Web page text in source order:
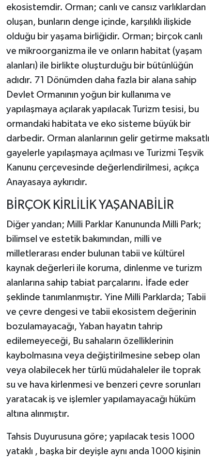
ekosistemdir. Orman; canlı ve cansız varlıklardan
oluşan, bunların denge içinde, karşılıklı ilişkide
olduğu bir yaşama birliğidir. Orman; birçok canlı
ve mikroorganizma ile ve onların habitat (yaşam
alanları) ile birlikte oluşturduğu bir bütünlüğün
adıdır. 71 Dönümden daha fazla bir alana sahip
Devlet Ormanının yoğun bir kullanıma ve
yapılaşmaya açılarak yapılacak Turizm tesisi, bu
ormandaki habitata ve eko sisteme büyük bir
darbedir. Orman alanlarının gelir getirme maksatlı
gayelerle yapılaşmaya açılması ve Turizmi Teşvik
Kanunu çerçevesinde değerlendirilmesi, açıkça
Anayasaya aykırıdır.
BİRÇOK KİRLİLİK YAŞANABİLİR
Diğer yandan; Milli Parklar Kanununda Milli Park;
bilimsel ve estetik bakımından, milli ve
milletlerarası ender bulunan tabii ve kültürel
kaynak değerleri ile koruma, dinlenme ve turizm
alanlarına sahip tabiat parçalarını. İfade eder
şeklinde tanımlanmıştır. Yine Milli Parklarda; Tabii
ve çevre dengesi ve tabii ekosistem değerinin
bozulamayacağı, Yaban hayatın tahrip
edilemeyeceği, Bu sahaların özelliklerinin
kaybolmasına veya değiştirilmesine sebep olan
veya olabilecek her türlü müdahaleler ile toprak
su ve hava kirlenmesi ve benzeri çevre sorunları
yaratacak iş ve işlemler yapılamayacağı hüküm
altına alınmıştır.
Tahsis Duyurusuna göre; yapılacak tesis 1000
yataklı , başka bir deyişle aynı anda 1000 kişinin